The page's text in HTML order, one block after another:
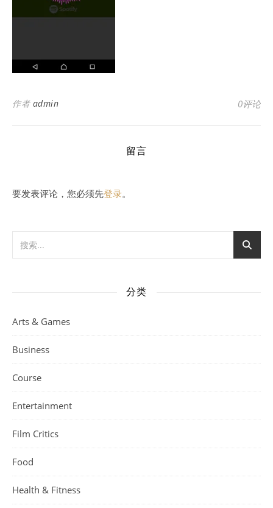
作者 admin 0评论
留言
要发表评论，您必须先登录。
分类
Arts & Games
Business
Course
Entertainment
Film Critics
Food
Health & Fitness